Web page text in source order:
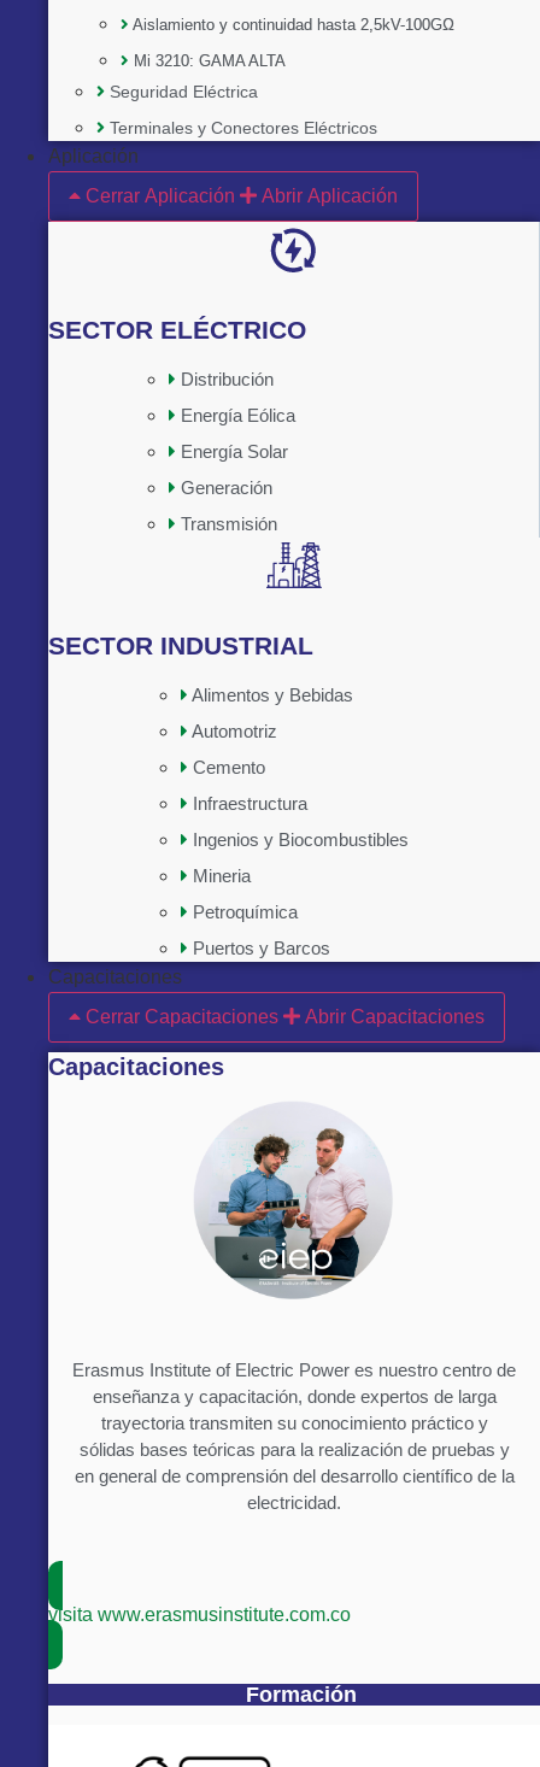
Aislamiento y continuidad hasta 2,5kV-100GΩ
Mi 3210: GAMA ALTA
Seguridad Eléctrica
Terminales y Conectores Eléctricos
Aplicación
Cerrar Aplicación
Abrir Aplicación
SECTOR ELÉCTRICO
Distribución
Energía Eólica
Energía Solar
Generación
Transmisión
SECTOR INDUSTRIAL
Alimentos y Bebidas
Automotriz
Cemento
Infraestructura
Ingenios y Biocombustibles
Mineria
Petroquímica
Puertos y Barcos
Capacitaciones
Cerrar Capacitaciones
Abrir Capacitaciones
Capacitaciones
Erasmus Institute of Electric Power es nuestro centro de
enseñanza y capacitación, donde expertos de larga
trayectoria transmiten su conocimiento práctico y
sólidas bases teóricas para la realización de pruebas y
en general de comprensión del desarrollo científico de la
electricidad.
visita www.erasmusinstitute.com.co
Formación